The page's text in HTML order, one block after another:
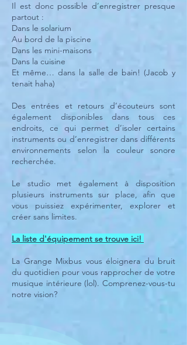
Il est donc possible d’enregistrer presque
partout :
Dans le solarium
Au bord de la piscine
Dans les mini-maisons
Dans la cuisine
Et même… dans la salle de bain! (Jacob y
tenait haha)
Des entrées et retours d’écouteurs sont
également disponibles dans tous ces
endroits, ce qui permet d’isoler certains
instruments ou d’enregistrer dans différents
environnements selon la couleur sonore
recherchée.
Le studio met également à disposition
plusieurs instruments sur place, afin que
vous puissiez expérimenter, explorer et
créer sans limites.
La liste d'équipement se trouve ici!
La Grange Mixbus vous éloignera du bruit
du quotidien pour vous rapprocher de votre
musique intérieure (lol). Comprenez-vous-tu
notre vision?